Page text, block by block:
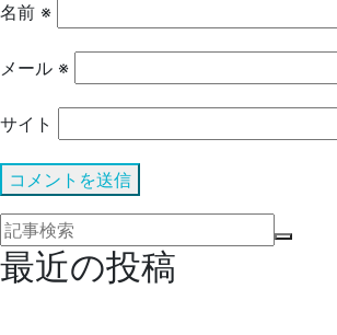
名前 ※
メール ※
サイト
最近の投稿